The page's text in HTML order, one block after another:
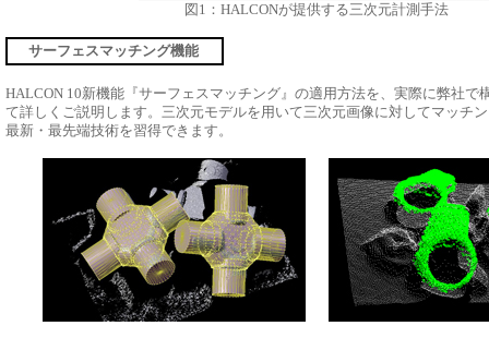
図1：HALCONが提供する三次元計測手法
サーフェスマッチング機能
HALCON 10新機能『サーフェスマッチング』の適用方法を、実際に弊社で
て詳しくご説明します。三次元モデルを用いて三次元画像に対してマッチ
最新・最先端技術を習得できます。